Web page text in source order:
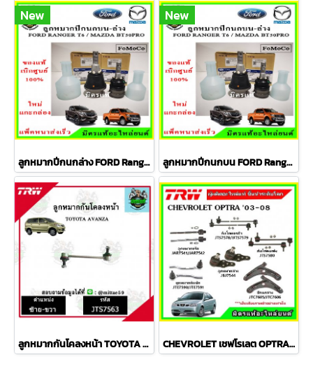
New
ลูกหมากปีกนกล่าง FORD Ranger T6 / MAZDA BT50 PRO 2WD , 4WD
New
ลูกหมากปีกนกบน FORD Ranger T6 / MAZDA BT50 PRO 2WD , 4WD
ลูกหมากกันโคลงหน้า TOYOTA AVANZA อเวนซ่า ปี 04-11ชุดช่วงล่าง TRW ราคาต่อคู่ CHEVROLET เชฟโรเลต OPTRA ปี 03-08 ชุดช่วงล่าง TRW